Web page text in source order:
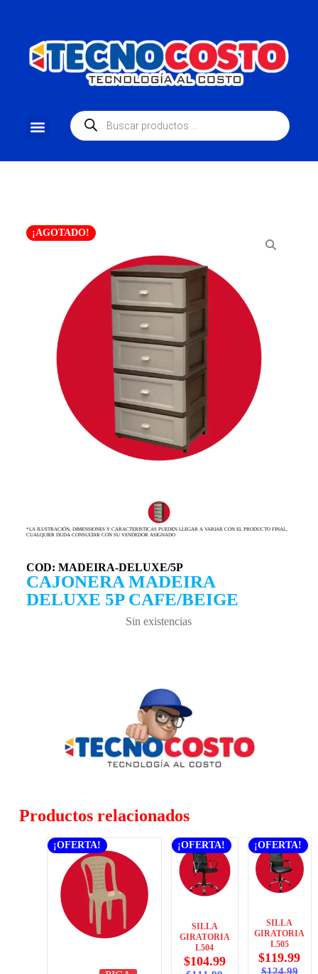
¡AGOTADO!
*LA ILUSTRACIÓN, DIMENSIONES Y CARACTERISTICAS PUEDEN LLEGAR A VARIAR CON EL PRODUCTO FINAL,
CUALQUIER DUDA CONSULTAR CON SU VENDEDOR ASIGNADO
COD: MADEIRA-DELUXE/5P
CAJONERA MADEIRA
DELUXE 5P CAFE/BEIGE
Sin existencias
Productos relacionados
¡OFERTA! ¡OFERTA!
SILLA
GIRATORIA
L504
$104.99
¡OFERTA!
SILLA
GIRATORIA
L505
$124.99
$119.99